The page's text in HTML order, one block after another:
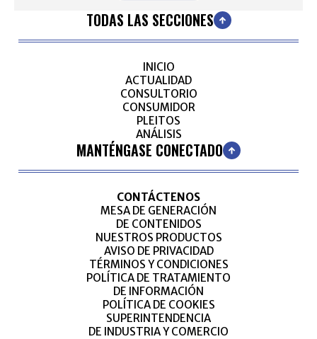
TODAS LAS SECCIONES
INICIO
ACTUALIDAD
CONSULTORIO
CONSUMIDOR
PLEITOS
ANÁLISIS
MANTÉNGASE CONECTADO
CONTÁCTENOS
MESA DE GENERACIÓN
DE CONTENIDOS
NUESTROS PRODUCTOS
AVISO DE PRIVACIDAD
TÉRMINOS Y CONDICIONES
POLÍTICA DE TRATAMIENTO
DE INFORMACIÓN
POLÍTICA DE COOKIES
SUPERINTENDENCIA
DE INDUSTRIA Y COMERCIO